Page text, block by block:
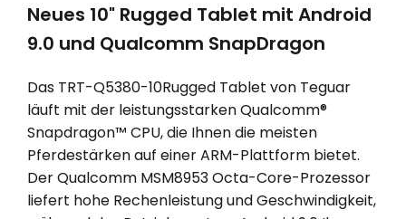
Neues 10" Rugged Tablet mit Android
9.0 und Qualcomm SnapDragon
Das TRT-Q5380-10Rugged Tablet von Teguar
läuft mit der leistungsstarken Qualcomm®
Snapdragon™ CPU, die Ihnen die meisten
Pferdestärken auf einer ARM-Plattform bietet.
Der Qualcomm MSM8953 Octa-Core-Prozessor
liefert hohe Rechenleistung und Geschwindigkeit,